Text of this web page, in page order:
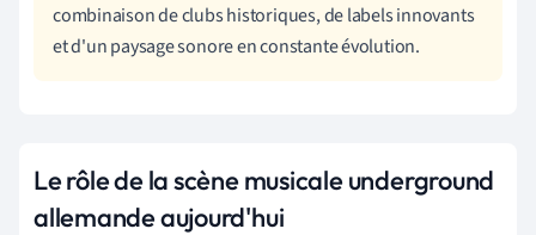
combinaison de clubs historiques, de labels innovants
et d'un paysage sonore en constante évolution.
Le rôle de la scène musicale underground
allemande aujourd'hui